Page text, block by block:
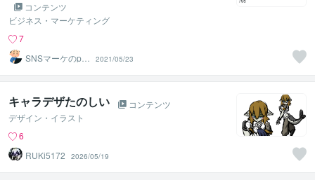
コンテンツ
ビジネス・マーケティング
7
SNSマーケのpo
2021/05/23
キャラデザたのしい
コンテンツ
デザイン・イラスト
6
RUKi5172
2026/05/19